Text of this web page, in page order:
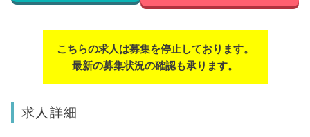
こちらの求人は募集を停止しております。
最新の募集状況の確認も承ります。
求人詳細